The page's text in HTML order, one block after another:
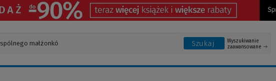
Szukaj
Wyszukiwanie
zaawansowane